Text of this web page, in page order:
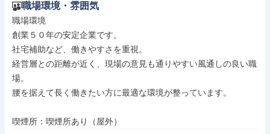
職場環境・雰囲気
職場環境
創業５０年の安定企業です。
社宅補助など、働きやすさを重視。
経営層との距離が近く、現場の意見も通りやすい風通しの良い職
場。
腰を据えて長く働きたい方に最適な環境が整っています。
喫煙所：喫煙所あり（屋外）